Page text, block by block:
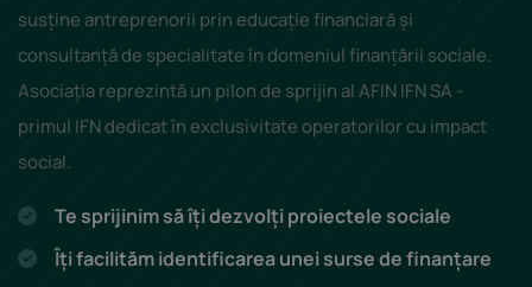
susține antreprenorii prin educație financiară și
consultanță de specialitate în domeniul finanțării sociale.
Asociația reprezintă un pilon de sprijin al AFIN IFN SA -
primul IFN dedicat în exclusivitate operatorilor cu impact
social.
Te sprijinim să îți dezvolți proiectele sociale
Îți facilităm identificarea unei surse de finanțare